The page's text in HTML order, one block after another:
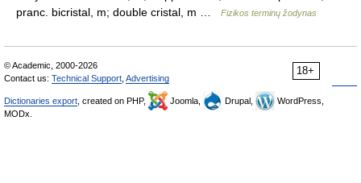
pranc. bicristal, m; double cristal, m …
Fizikos terminų žodynas
18+
© Academic, 2000-2026
Contact us: Technical Support Advertising
Dictionaries export , created on PHP, Joomla, Drupal,
WordPress,
MODx.